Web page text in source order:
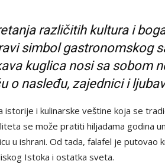
različitih kultura i
simbol gastronomskog
kuglica nosi sa sobom
o nasleđu, zajednici i
istorije i kulinarske veštine koja se
se može pratiti hiljadama godina
u ishrani. Od tada, falafel je putovao
Istoka i ostatka sveta.